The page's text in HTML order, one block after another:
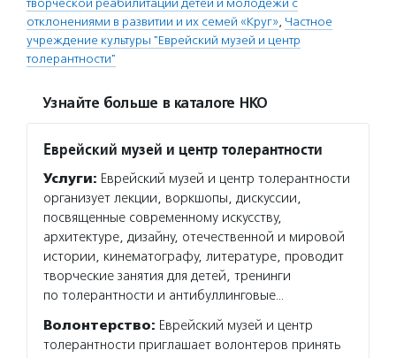
творческой реабилитации детей и молодежи с
отклонениями в развитии и их семей «Круг», Частное
учреждение культуры "Еврейский музей и центр
толерантности"
Узнайте больше в каталоге НКО
Еврейский музей и центр толерантности
Услуги: Еврейский музей и центр толерантности
организует лекции, воркшопы, дискуссии,
посвященные современному искусству,
архитектуре, дизайну, отечественной и мировой
истории, кинематографу, литературе, проводит
творческие занятия для детей, тренинги
по толерантности и антибуллинговые…
Волонтерство: Еврейский музей и центр
толерантности приглашает волонтеров принять